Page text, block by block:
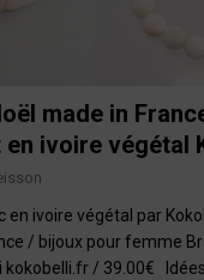
made in
en ivoire végétal
en ivoire végétal par
/ bijoux pour femme
kokobelli.fr / 39.00€ Idées